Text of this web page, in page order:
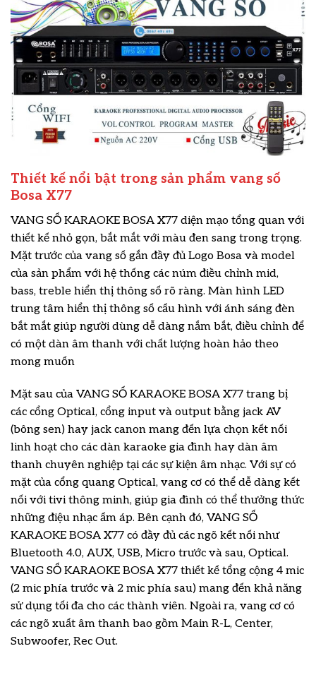
Thiết kế nổi bật trong sản phẩm vang số
Bosa X77
VANG SỐ KARAOKE BOSA X77 diện mạo tổng quan với
thiết kế nhỏ gọn, bắt mắt với màu đen sang trong trọng.
Mặt trước của vang số gắn đầy đủ Logo Bosa và model
của sản phẩm với hệ thống các núm điều chỉnh mid,
bass, treble hiển thị thông số rõ ràng. Màn hình LED
trung tâm hiển thị thông số cấu hình với ánh sáng đèn
bắt mắt giúp người dùng dễ dàng nắm bắt, điều chỉnh để
có một dàn âm thanh với chất lượng hoàn hảo theo
mong muốn
Mặt sau của VANG SỐ KARAOKE BOSA X77 trang bị
các cổng Optical, cổng input và output bằng jack AV
(bông sen) hay jack canon mang đến lựa chọn kết nối
linh hoạt cho các dàn karaoke gia đình hay dàn âm
thanh chuyên nghiệp tại các sự kiện âm nhạc. Với sự có
mặt của cổng quang Optical, vang cơ có thể dễ dàng kết
nối với tivi thông minh, giúp gia đình có thể thưởng thức
những điệu nhạc ấm áp. Bên cạnh đó, VANG SỐ
KARAOKE BOSA X77 có đầy đủ các ngõ kết nối như
Bluetooth 4.0, AUX, USB, Micro trước và sau, Optical.
VANG SỐ KARAOKE BOSA X77 thiết kế tổng cộng 4 mic
(2 mic phía trước và 2 mic phía sau) mang đến khả năng
sử dụng tối đa cho các thành viên. Ngoài ra, vang cơ có
các ngõ xuất âm thanh bao gồm Main R-L, Center,
Subwoofer, Rec Out.